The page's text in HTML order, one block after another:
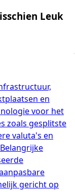
Leuk
en
voor het
zoals gesplitste
valuta's en
gericht op